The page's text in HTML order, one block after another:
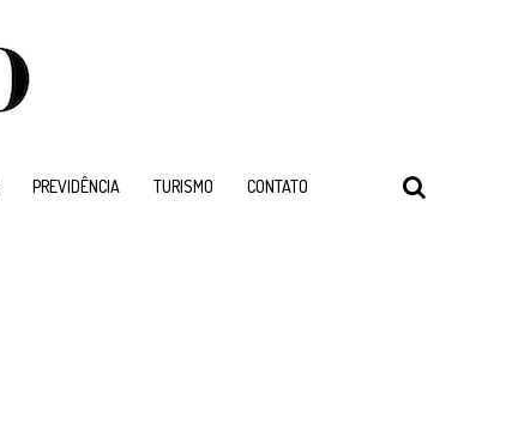
PREVIDÊNCIA TURISMO CONTATO